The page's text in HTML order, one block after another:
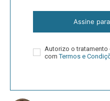
Assine
Autorizo o
comTermos e